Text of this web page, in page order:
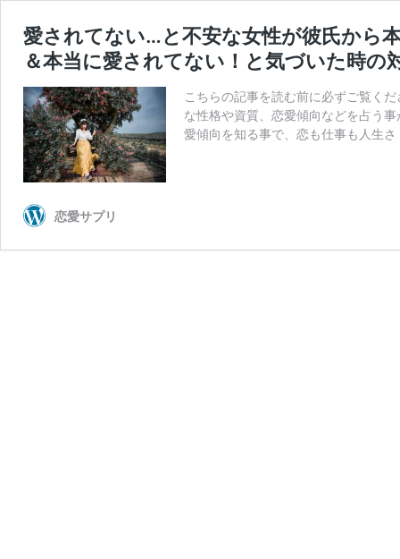
愛されてない…と不安な女性が彼氏から
＆本当に愛されてない！と気づいた時の
こちらの記事を読む前に必ずご覧く
な性格や資質、恋愛傾向などを占う
愛傾向を知る事で、恋も仕事も人生
恋愛サプリ